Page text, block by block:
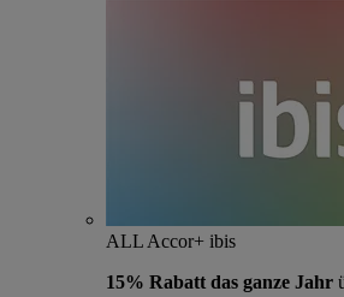
ALL Accor+ ibis
15% Rabatt das ganze Jahr